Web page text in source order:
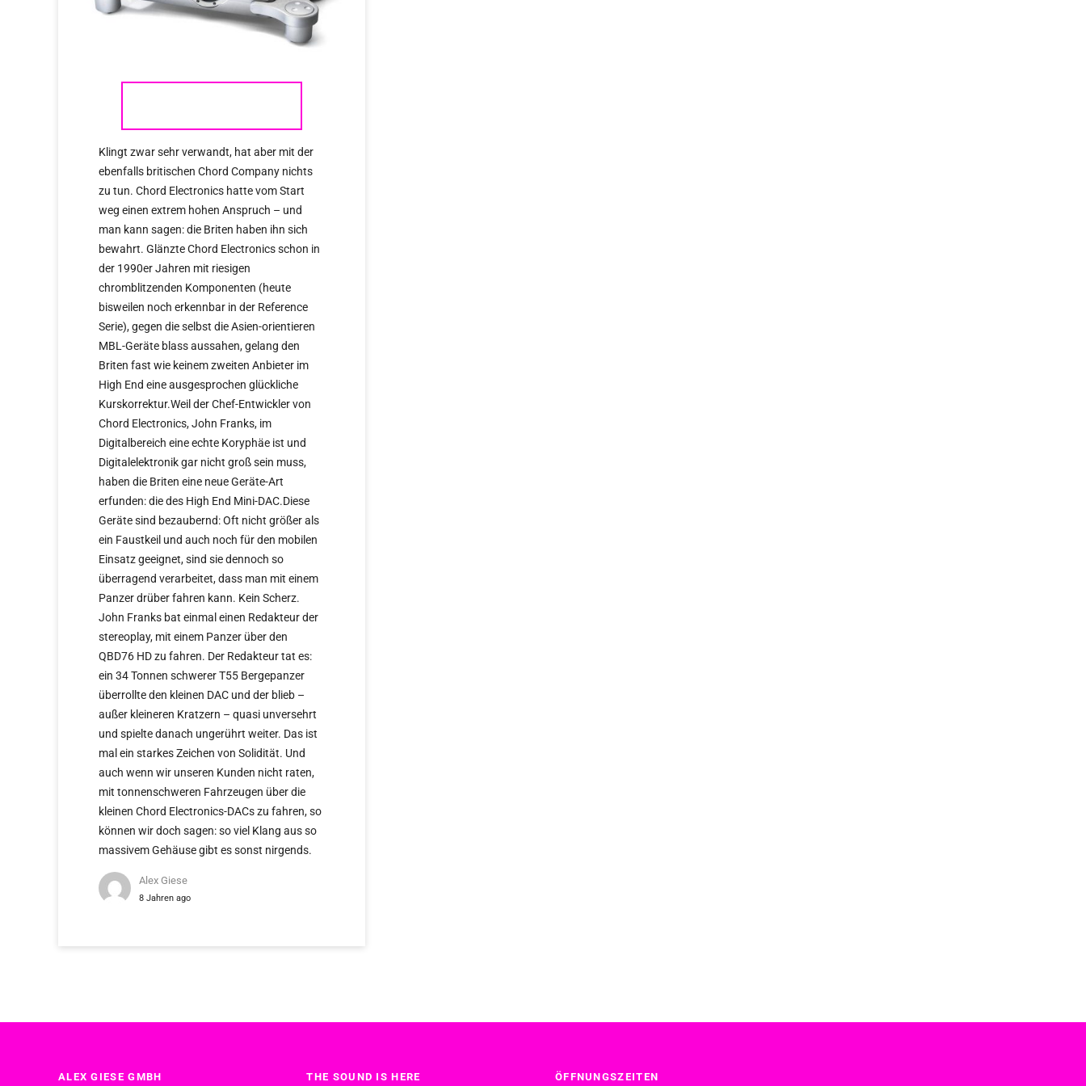
Klingt zwar sehr verwandt, hat aber mit der
ebenfalls britischen Chord Company nichts
zu tun. Chord Electronics hatte vom Start
weg einen extrem hohen Anspruch – und
man kann sagen: die Briten haben ihn sich
bewahrt. Glänzte Chord Electronics schon in
der 1990er Jahren mit riesigen
chromblitzenden Komponenten (heute
bisweilen noch erkennbar in der Reference
Serie), gegen die selbst die Asien-orientieren
MBL-Geräte blass aussahen, gelang den
Briten fast wie keinem zweiten Anbieter im
High End eine ausgesprochen glückliche
Kurskorrektur.Weil der Chef-Entwickler von
Chord Electronics, John Franks, im
Digitalbereich eine echte Koryphäe ist und
Digitalelektronik gar nicht groß sein muss,
haben die Briten eine neue Geräte-Art
erfunden: die des High End Mini-DAC.Diese
Geräte sind bezaubernd: Oft nicht größer als
ein Faustkeil und auch noch für den mobilen
Einsatz geeignet, sind sie dennoch so
überragend verarbeitet, dass man mit einem
Panzer drüber fahren kann. Kein Scherz.
John Franks bat einmal einen Redakteur der
stereoplay, mit einem Panzer über den
QBD76 HD zu fahren. Der Redakteur tat es:
ein 34 Tonnen schwerer T55 Bergepanzer
überrollte den kleinen DAC und der blieb –
außer kleineren Kratzern – quasi unversehrt
und spielte danach ungerührt weiter. Das ist
mal ein starkes Zeichen von Solidität. Und
auch wenn wir unseren Kunden nicht raten,
mit tonnenschweren Fahrzeugen über die
kleinen Chord Electronics-DACs zu fahren, so
können wir doch sagen: so viel Klang aus so
massivem Gehäuse gibt es sonst nirgends.
Alex Giese
8 Jahren ago
ALEX GIESE GMBH THE SOUND IS HERE ÖFFNUNGSZEITEN